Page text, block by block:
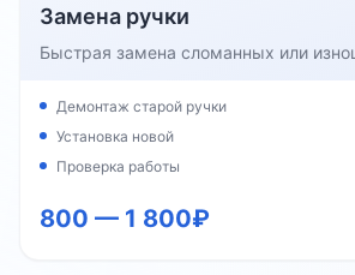
Замена ручки
Быстрая замена сломанных или
Демонтаж старой ручки
Установка новой
Проверка работы
800 — 1 800₽